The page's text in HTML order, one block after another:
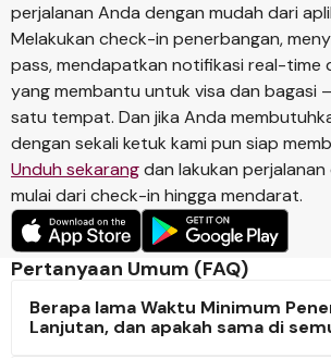
perjalanan Anda dengan mudah dari
Melakukan check-in penerbangan,
pass, mendapatkan notifikasi real-time
yang membantu untuk visa dan bagasi
satu tempat. Dan jika Anda
dengan sekali ketuk kami pun siap
Unduh sekarangdan lakukan
mulai dari check-in hingga mendarat.
Pertanyaan Umum (FAQ)
Berapa lama Waktu Minimum
Lanjutan, dan apakah sama di